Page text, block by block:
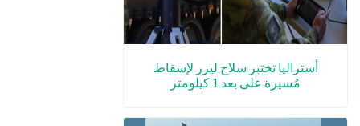
أستراليا تختبر سلاح ليزر لإسقاط
مُسيرة على بعد 1 كيلومتر